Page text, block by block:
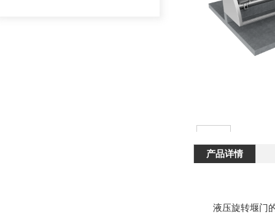
产品详情
液压旋转堰门